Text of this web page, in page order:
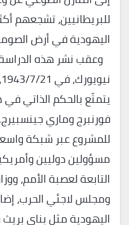
للبريطانيين، تشجعهم
اليهودية في أرض
وعقب نشر هذه
يتمتّع بالحكم الذاتي
فورنبرج وماري
للمشروع عبر شبكة
مسؤولين دوليين
التابعة لعصبة الأمم،
ومجلس لاجئي الحرب،
اليهودية مثل بناي